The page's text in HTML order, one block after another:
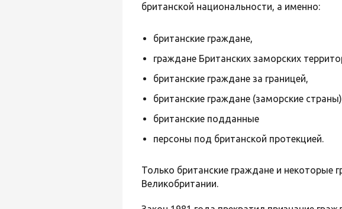
британской национальности, а именно:
британские граждане,
граждане Британских заморских
британские граждане за границей,
британские граждане (заморские
британские подданные
персоны под британской протекцией.
Только британские граждане и
Великобритании.